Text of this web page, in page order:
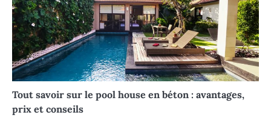
Tout savoir sur le pool house en béton : avantages,
prix et conseils